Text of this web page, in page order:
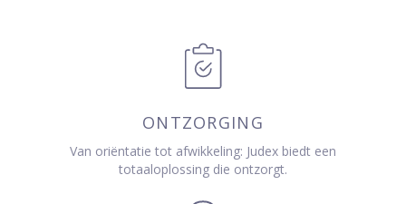
ONTZORGING
Van oriëntatie tot afwikkeling: Judex biedt een
totaaloplossing die ontzorgt.